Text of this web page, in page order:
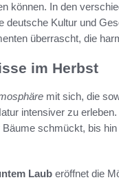
können. In den
deutsche Kultur und
überrascht, die
im Herbst
mit sich, die
intensiver zu erleben.
schmückt, bis
Laub eröffnet die